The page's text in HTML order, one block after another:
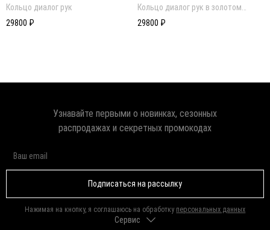
Кольцо диалог рук
29800 ₽
Кольцо диалог рук в золотом
покрытии
29800 ₽
Сервис
Узнавайте первыми о новинках, сезонных
распродажах и секретных промокодах
Подписаться на рассылку
Нажимая на кнопку, я соглашаюсь на обработку персональных данных